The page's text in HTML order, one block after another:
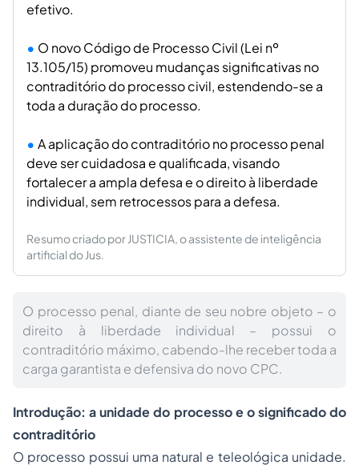
efetivo.
O novo Código de Processo Civil (Lei nº
13.105/15) promoveu mudanças significativas no
contraditório do processo civil, estendendo-se a
toda a duração do processo.
A aplicação do contraditório no processo penal
deve ser cuidadosa e qualificada, visando
fortalecer a ampla defesa e o direito à liberdade
individual, sem retrocessos para a defesa.
Resumo criado por JUSTICIA, o assistente de inteligência
artificial do Jus.
O processo penal, diante de seu nobre objeto – o
direito à liberdade individual – possui o
contraditório máximo, cabendo-lhe receber toda a
carga garantista e defensiva do novo CPC.
Introdução: a unidade do processo e o significado do
contraditório
O processo possui uma natural e teleológica unidade.